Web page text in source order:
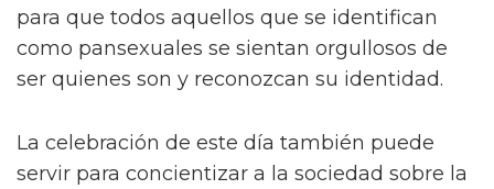
para que todos aquellos que se identifican
como pansexuales se sientan orgullosos de
ser quienes son y reconozcan su identidad.
La celebración de este día también puede
servir para concientizar a la sociedad sobre la